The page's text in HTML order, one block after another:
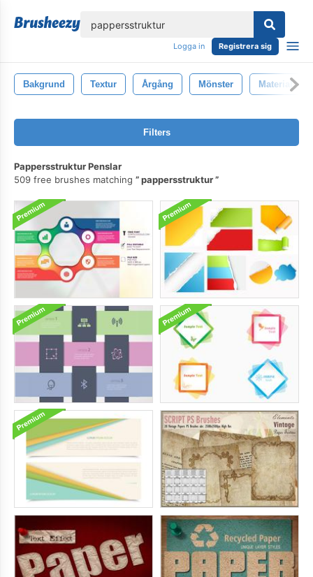
Logga in Registrera sig
Bakgrund Textur Årgång Mönster Material
Filters
Pappersstruktur Penslar
509 free brushes matching
pappersstruktur